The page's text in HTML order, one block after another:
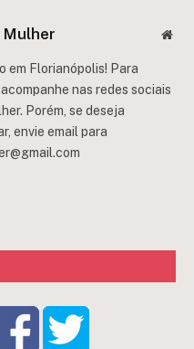
Mulher
em Florianópolis! Para
nas redes sociais
Porém, se deseja
envie email para